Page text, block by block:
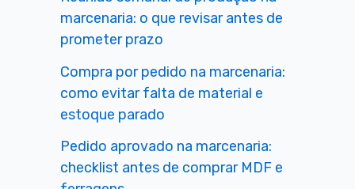
marcenaria: o que revisar antes de
prometer prazo
Compra por pedido na marcenaria:
como evitar falta de material e
estoque parado
Pedido aprovado na marcenaria:
checklist antes de comprar MDF e